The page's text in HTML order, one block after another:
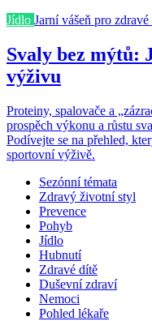
Jídlo Jarní vášeň pro zdravé
Svaly bez mýtů:
výživu
Proteiny, spalovače a
prospěch výkonu a růstu
Podívejte se na přehled,
sportovní výživě.
Sezónní témata
Zdravý životní styl
Prevence
Pohyb
Jídlo
Hubnutí
Zdravé dítě
Duševní zdraví
Nemoci
Pohled lékaře